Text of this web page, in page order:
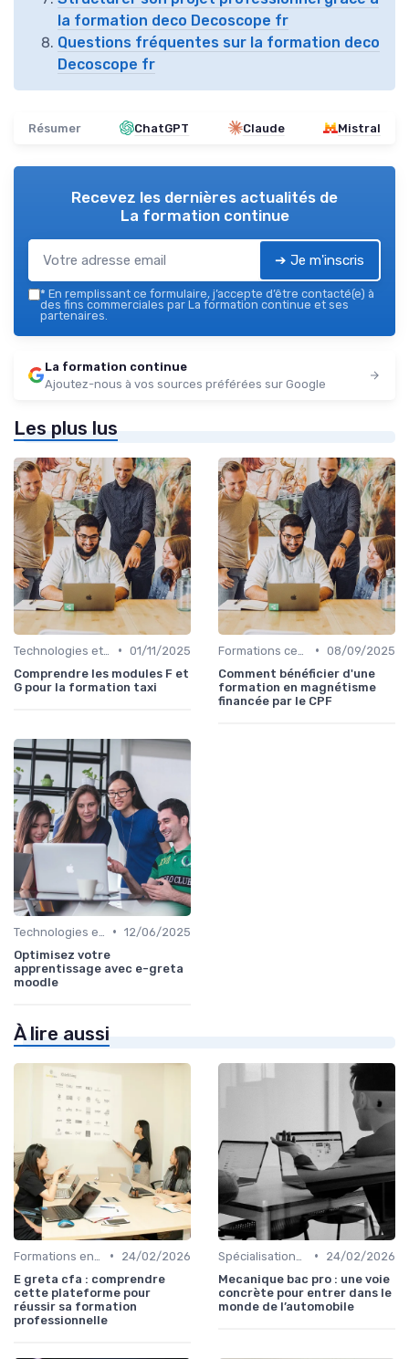
la formation deco Decoscope fr
Questions fréquentes sur la formation deco
Decoscope fr
Résumer ChatGPT Claude Mistral
Recevez les dernières actualités de
La formation continue
➔ Je m'inscris
* En remplissant ce formulaire, j’accepte d’être contacté(e) à
des fins commerciales par La formation continue et ses
partenaires.
La formation continue
Ajoutez-nous à vos sources préférées sur Google
Les plus lus
• 01/11/2025
Comprendre les modules F et
G pour la formation taxi
• 08/09/2025
Comment bénéficier d'une
formation en magnétisme
financée par le CPF
• 12/06/2025
Optimisez votre
apprentissage avec e-greta
moodle
À lire aussi
•
24/02/2026
E greta cfa : comprendre
cette plateforme pour
réussir sa formation
professionnelle
•
24/02/2026
Mecanique bac pro : une voie
concrète pour entrer dans le
monde de l’automobile